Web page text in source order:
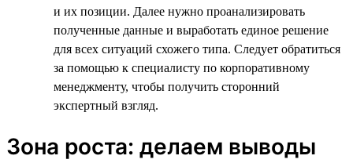
и их позиции. Далее нужно проанализировать
полученные данные и выработать единое решение
для всех ситуаций схожего типа. Следует обратиться
за помощью к специалисту по корпоративному
менеджменту, чтобы получить сторонний
экспертный взгляд.
Зона роста: делаем выводы